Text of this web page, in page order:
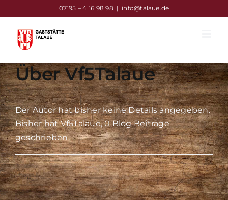
Inhalt
springen
07195 – 4 16 98 98 | info@talaue.de
ÜberVf5Talaue
Der Autor hat bisher keine Details angegeben.
Bisher hat Vf5Talaue, 0 Blog Beiträge
geschrieben.